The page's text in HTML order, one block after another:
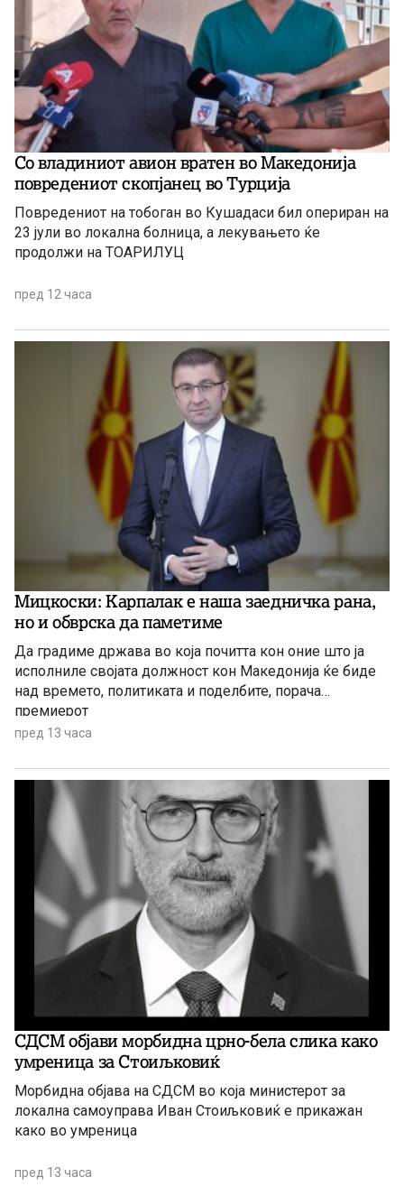
Со владиниот авион вратен во Македонија
повредениот скопјанец во Турција
Повредениот на тобоган во Кушадаси бил опериран на
23 јули во локална болница, а лекувањето ќе
продолжи на ТОАРИЛУЦ
пред 12 часа
Мицкоски: Карпалак е наша заедничка рана,
но и обврска да паметиме
Да градиме држава во која почитта кон оние што ја
исполниле својата должност кон Македонија ќе биде
над времето, политиката и поделбите, порача
премиерот
пред 13 часа
СДСМ објави морбидна црно-бела слика како
умреница за Стоиљковиќ
Морбидна објава на СДСМ во која министерот за
локална самоуправа Иван Стоиљковиќ е прикажан
како во умреница
пред 13 часа